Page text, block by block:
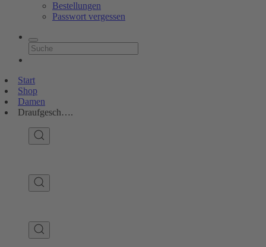
Bestellungen
Passwort vergessen
Start
Shop
Damen
Draufgesch….